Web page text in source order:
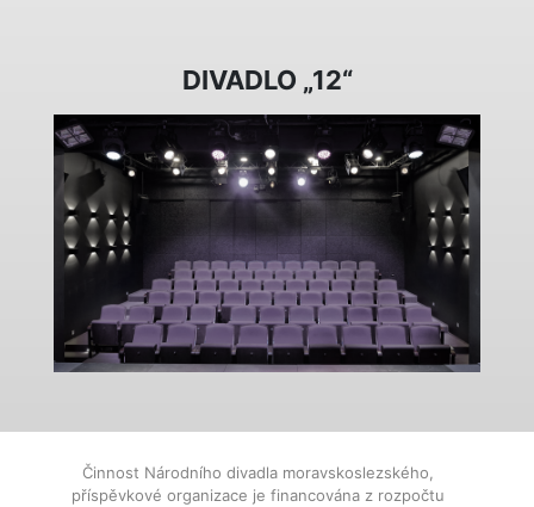
DIVADLO „12“
Činnost Národního divadla moravskoslezského,
příspěvkové organizace je financována z rozpočtu